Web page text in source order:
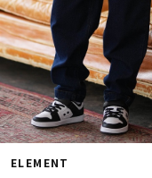
ELEMENT